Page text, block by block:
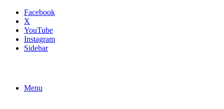
Facebook
X
YouTube
Instagram
Sidebar
Menu